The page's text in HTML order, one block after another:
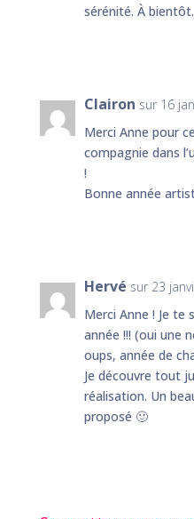
sérénité. À bientôt.
Clairon sur 16
Merci Anne pour
compagnie dans
!
Bonne année
Hervé sur 23
Merci Anne ! Je te
année !!! (oui une
oups, année de
Je découvre tout
réalisation. Un
proposé 🙂